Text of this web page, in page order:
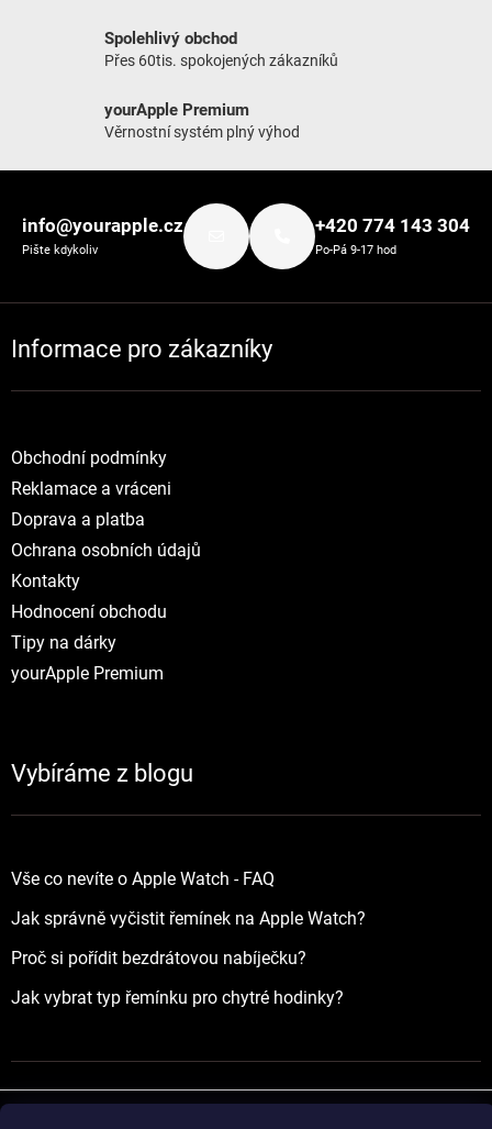
Spolehlivý obchod
Přes 60tis. spokojených zákazníků
yourApple Premium
Věrnostní systém plný výhod
info@yourapple.cz
Pište kdykoliv
+420 774 143 304
Po-Pá 9-17 hod
Informace pro zákazníky
Obchodní podmínky
Reklamace a vráceni
Doprava a platba
Ochrana osobních údajů
Kontakty
Hodnocení obchodu
Tipy na dárky
yourApple Premium
Vybíráme z blogu
Vše co nevíte o Apple Watch - FAQ
Jak správně vyčistit řemínek na Apple Watch?
Proč si pořídit bezdrátovou nabíječku?
Jak vybrat typ řemínku pro chytré hodinky?